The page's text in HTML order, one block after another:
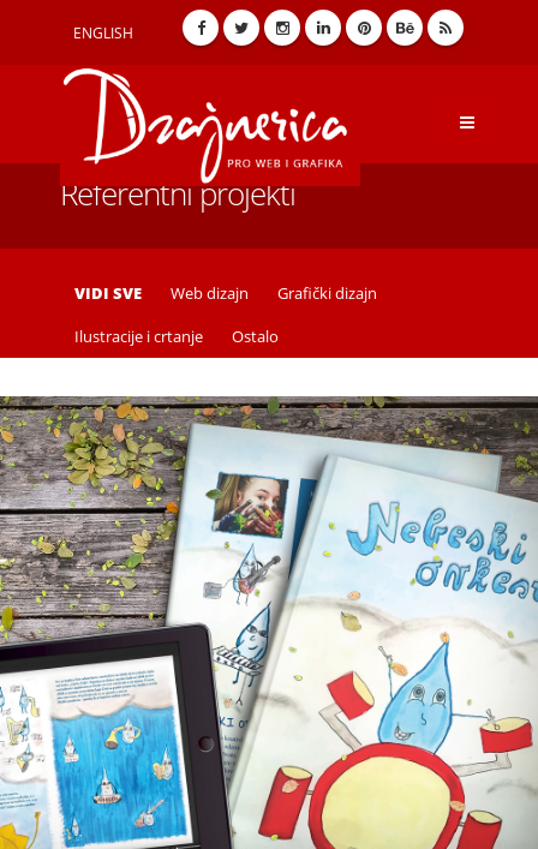
ENGLISH
Referentni projekti
VIDI SVE Web dizajn
Grafički dizajn
Ilustracije i crtanje
Ostalo